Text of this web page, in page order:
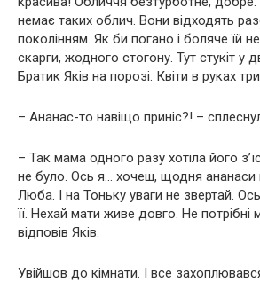
немає таких облич. Вони відходять
поколінням. Як би погано і боляче їй
скарги, жодного стогону. Тут стукіт у
Братик Яків на порозі. Квіти в руках
– Ананас-то навіщо приніс?! –
– Так мама одного разу хотіла його
не було. Ось я… хочеш, щодня ананаси
Люба. І на Тоньку уваги не звертай.
її. Нехай мати живе довго. Не потрібні
відповів Яків.
Увійшов до кімнати. І все